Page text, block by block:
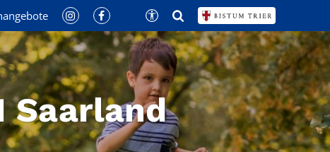
Saarland